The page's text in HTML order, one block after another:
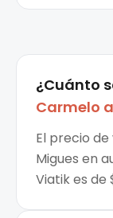
¿Cuánto
Carmelo a
El precio
Migues en
Viatik es de